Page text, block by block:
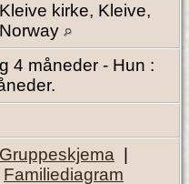
Kleive kirke, Kleive,
Norway
4 måneder - Hun :
Gruppeskjema
Familiediagram